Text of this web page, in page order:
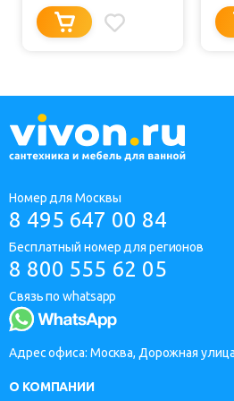
Номер для Москвы
8 495 647 00 84
Бесплатный номер для регионов
8 800 555 62 05
Связь по whatsapp
Адрес офиса: Москва, Дорожная улица
О КОМПАНИИ